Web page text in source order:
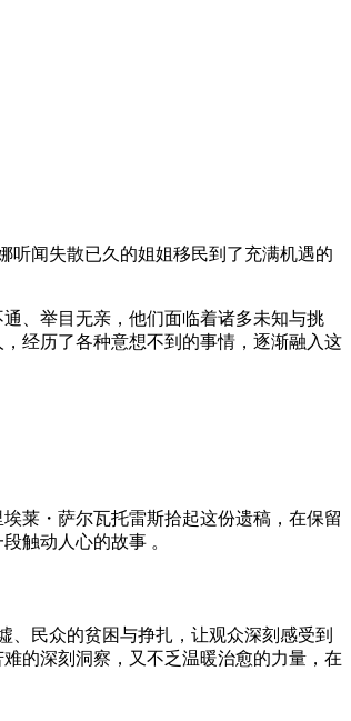
听闻失散已久的姐姐移民到了充满机遇的
、举目无亲，他们面临着诸多未知与挑
经历了各种意想不到的事情，逐渐融入这
莱・萨尔瓦托雷斯拾起这份遗稿，在保留
触动人心的故事 。
民众的贫困与挣扎，让观众深刻感受到
的深刻洞察，又不乏温暖治愈的力量，在